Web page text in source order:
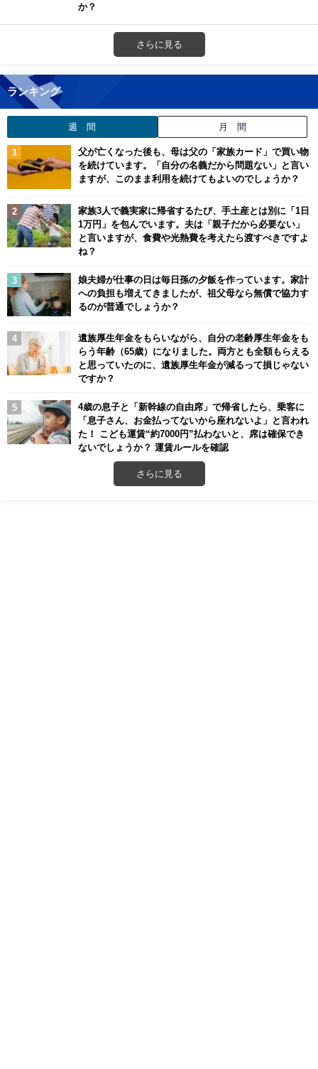
か？
さらに見る
ランキング
週 間 月 間
父が亡くなった後も、母は父の「家族カード」で買い物
を続けています。「自分の名義だから問題ない」と言い
ますが、このまま利用を続けてもよいのでしょうか？
家族3人で義実家に帰省するたび、手土産とは別に「1日
1万円」を包んでいます。夫は「親子だから必要ない」
と言いますが、食費や光熱費を考えたら渡すべきですよ
ね？
娘夫婦が仕事の日は毎日孫の夕飯を作っています。家計
への負担も増えてきましたが、祖父母なら無償で協力す
るのが普通でしょうか？
遺族厚生年金をもらいながら、自分の老齢厚生年金をも
らう年齢（65歳）になりました。両方とも全額もらえる
と思っていたのに、遺族厚生年金が減るって損じゃない
ですか？
4歳の息子と「新幹線の自由席」で帰省したら、乗客に
「息子さん、お金払ってないから座れないよ」と言われ
た！ こども運賃“約7000円”払わないと、席は確保でき
ないでしょうか？ 運賃ルールを確認
さらに見る